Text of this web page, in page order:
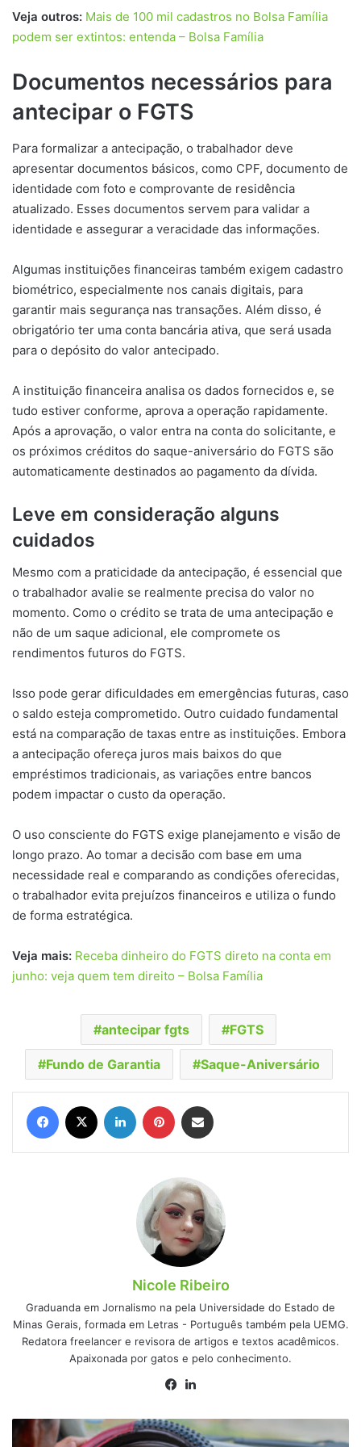
Veja outros: Mais de 100 mil cadastros no Bolsa Família
podem ser extintos: entenda – Bolsa Família
Documentos necessários para
antecipar o FGTS
Para formalizar a antecipação, o trabalhador deve
apresentar documentos básicos, como CPF, documento de
identidade com foto e comprovante de residência
atualizado. Esses documentos servem para validar a
identidade e assegurar a veracidade das informações.
Algumas instituições financeiras também exigem cadastro
biométrico, especialmente nos canais digitais, para
garantir mais segurança nas transações. Além disso, é
obrigatório ter uma conta bancária ativa, que será usada
para o depósito do valor antecipado.
A instituição financeira analisa os dados fornecidos e, se
tudo estiver conforme, aprova a operação rapidamente.
Após a aprovação, o valor entra na conta do solicitante, e
os próximos créditos do saque-aniversário do FGTS são
automaticamente destinados ao pagamento da dívida.
Leve em consideração alguns
cuidados
Mesmo com a praticidade da antecipação, é essencial que
o trabalhador avalie se realmente precisa do valor no
momento. Como o crédito se trata de uma antecipação e
não de um saque adicional, ele compromete os
rendimentos futuros do FGTS.
Isso pode gerar dificuldades em emergências futuras, caso
o saldo esteja comprometido. Outro cuidado fundamental
está na comparação de taxas entre as instituições. Embora
a antecipação ofereça juros mais baixos do que
empréstimos tradicionais, as variações entre bancos
podem impactar o custo da operação.
O uso consciente do FGTS exige planejamento e visão de
longo prazo. Ao tomar a decisão com base em uma
necessidade real e comparando as condições oferecidas,
o trabalhador evita prejuízos financeiros e utiliza o fundo
de forma estratégica.
Veja mais: Receba dinheiro do FGTS direto na conta em
junho: veja quem tem direito – Bolsa Família
antecipar fgts FGTS
Fundo de Garantia Saque-Aniversário
Facebook Linkedin Pinterest
Nicole Ribeiro
Graduanda em Jornalismo na pela Universidade do Estado de
Minas Gerais, formada em Letras - Português também pela UEMG.
Redatora freelancer e revisora de artigos e textos acadêmicos.
Apaixonada por gatos e pelo conhecimento.
Facebook
Veículos
com